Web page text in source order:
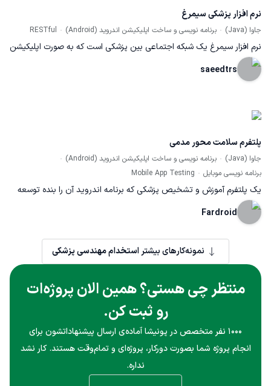
نرم افزار پزشکی سیمرغ
جاوا (Java) برنامه نویسی و ساخت اپلیکیشن اندروید (Android) RESTful
نرم افزار سیمرغ یک شبکه اجتماعی بین پزشکی است که به صورت اپلیکیشن
موبایل و تحت وب مورد استفاده قرار میگیرد که اینجانب سه نسخه نرم
saeedtrs
پلتفرم سلامت محور مدمی
جاوا (Java)
برنامه نویسی و ساخت اپلیکیشن اندروید (Android)
برنامه نویسی موبایل
Mobile App Testing
یک پلتفرم آموزش و تشخیص پزشکی که برنامه اندروید آن را بنده توسعه
دادم. این برنامه را از مایکت می توانید دانلود کنید و از آن استفاده کنید.
Fardroid
نمونه‌کارهای بیشتر استخدام مهندسی پزشکی
منتظر چی هستی؟ همین الان پروژه‌ات
رو ثبت کن.
۱۰۰۰ نفر متخصص در پونیشا آماده‌ی ارسال پیشنهاداتشون برای
انجام پروژه شما بصورت دورکار، پروژه‌ای و تمام‌وقت هستند. کار نشد
نداره.